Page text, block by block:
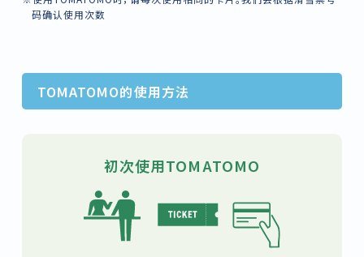
码确认使用次数
TOMATOMO的使用方法
初次使用TOMATOMO